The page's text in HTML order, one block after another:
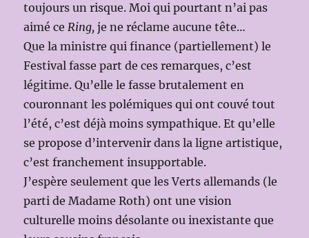
toujours un risque. Moi qui pourtant n’ai pas
aimé ceRing,je ne réclame aucune tête…
Que la ministre qui finance (partiellement) le
Festival fasse part de ces remarques, c’est
légitime. Qu’elle le fasse brutalement en
couronnant les polémiques qui ont couvé tout
l’été, c’est déjà moins sympathique. Et qu’elle
se propose d’intervenir dans la ligne artistique,
c’est franchement insupportable.
J’espère seulement que les Verts allemands (le
parti de Madame Roth) ont une vision
culturelle moins désolante ou inexistante que